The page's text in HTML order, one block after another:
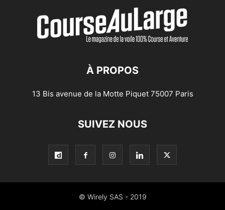
À PROPOS
13 Bis avenue de la Motte Piquet 75007 Paris
SUIVEZ NOUS
© Wirely SAS - 2019